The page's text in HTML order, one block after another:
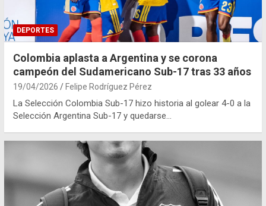
DEPORTES
Colombia aplasta a Argentina y se corona
campeón del Sudamericano Sub-17 tras 33 años
19/04/2026 Felipe Rodríguez Pérez
La Selección Colombia Sub-17 hizo historia al golear 4-0 a la
Selección Argentina Sub-17 y quedarse…